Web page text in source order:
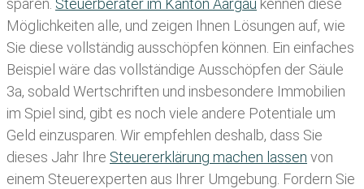
sparen. Steuerberater im K anton Aargau kennen diese
Möglichkeiten alle, und zeigen Ihnen Lösungen auf, wie
Sie diese vollständig ausschöpfen können. Ein einfaches
Beispiel wäre das vollständige Ausschöpfen der Säule
3a, sobald Wertschriften und insbesondere Immobilien
im Spiel sind, gibt es noch viele andere Potentiale um
Geld einzusparen. Wir empfehlen deshalb, dass Sie
dieses Jahr Ihre Steuererklärung machen lassen von
einem Steuerexperten aus Ihrer Umgebung. Fordern Sie